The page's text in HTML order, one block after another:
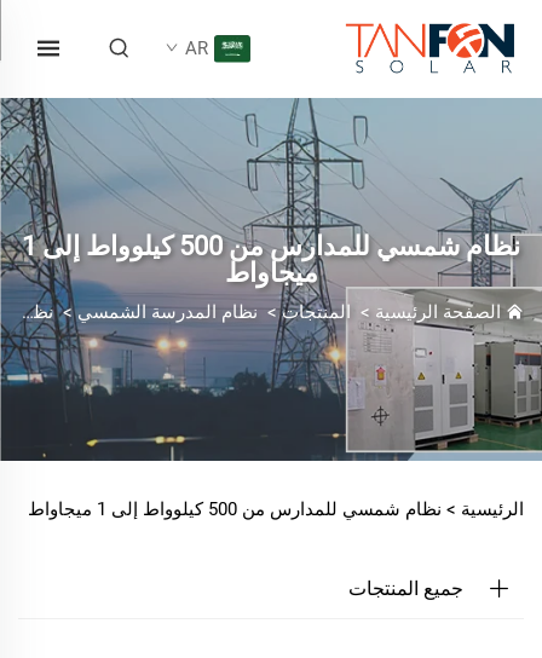
AR
نظام شمسي للمدارس من 500 كيلوواط إلى 1
ميجاواط
الصفحة الرئيسية > المنتجات> نظام المدرسة الشمسي>نظام شمسي للمدارس من 500 كيلوواط إلى 1 ميجاواط
الرئيسية > نظام شمسي للمدارس من 500 كيلوواط إلى 1 ميجاواط
جميع المنتجات